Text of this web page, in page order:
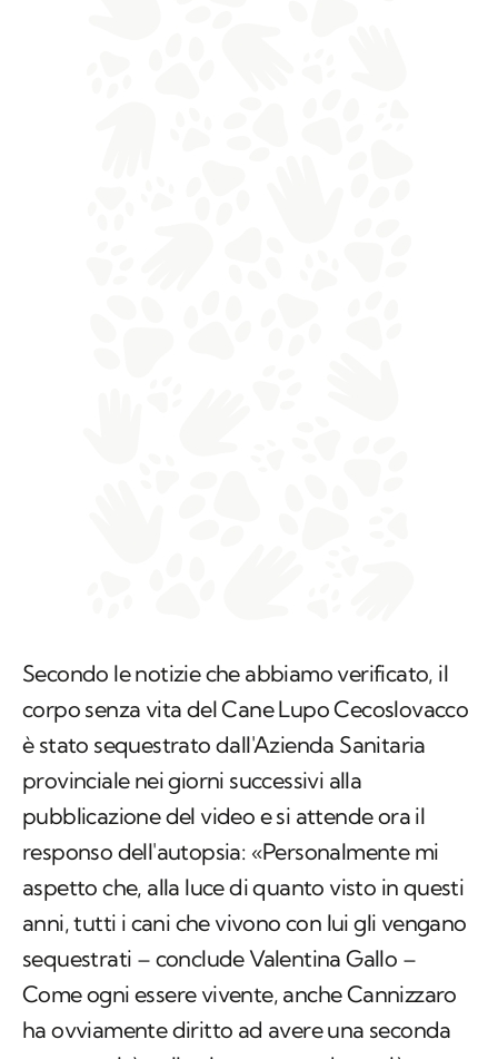
Secondo le notizie che abbiamo verificato, il
corpo senza vita del Cane Lupo Cecoslovacco
è stato sequestrato dall'Azienda Sanitaria
provinciale nei giorni successivi alla
pubblicazione del video e si attende ora il
responso dell'autopsia: «Personalmente mi
aspetto che, alla luce di quanto visto in questi
anni, tutti i cani che vivono con lui gli vengano
sequestrati – conclude Valentina Gallo –
Come ogni essere vivente, anche Cannizzaro
ha ovviamente diritto ad avere una seconda